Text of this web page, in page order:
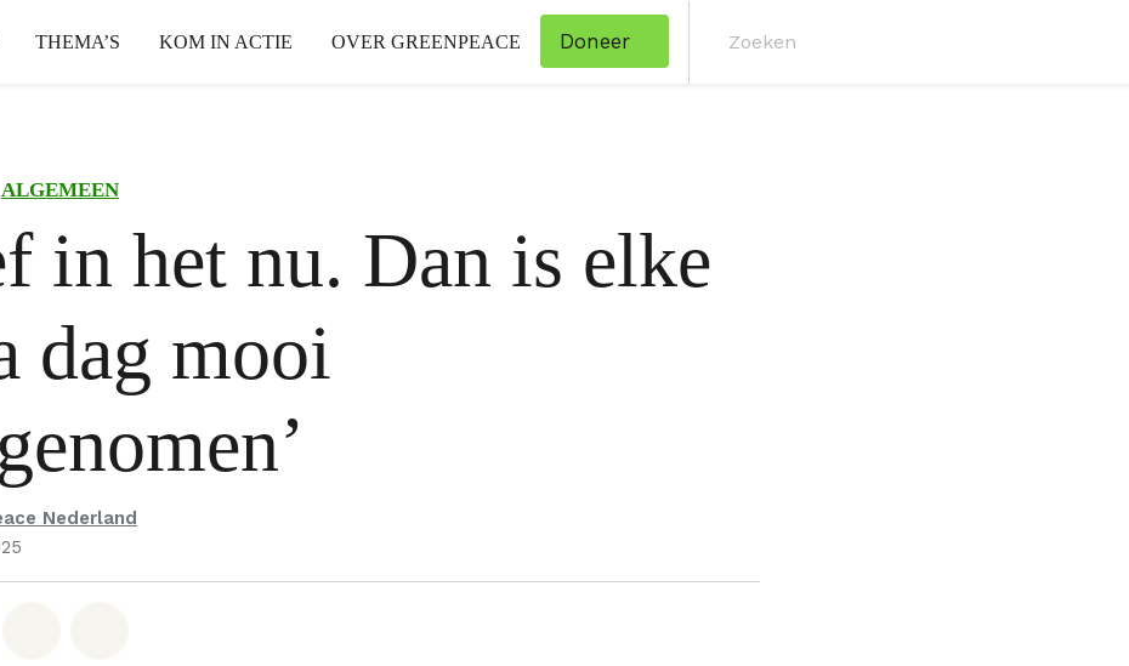
THEMA’S KOM IN ACTIE OVER GREENPEACE Doneer
ALGEMEEN
in het nu. Dan is elke
dag mooi
Nederland